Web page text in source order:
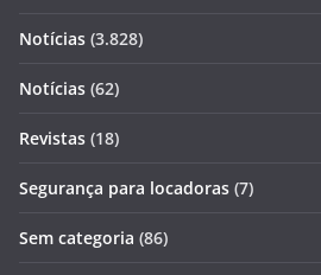
Notícias (3.828)
Notícias (62)
Revistas (18)
Segurança para locadoras (7)
Sem categoria (86)